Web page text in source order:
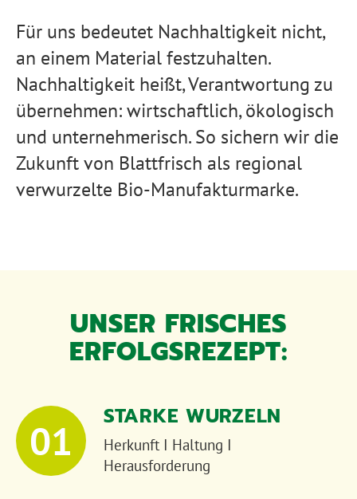
Für uns bedeutet Nachhaltigkeit nicht,
an einem Material festzuhalten.
Nachhaltigkeit heißt, Verantwortung zu
übernehmen: wirtschaftlich, ökologisch
und unternehmerisch. So sichern wir die
Zukunft von Blattfrisch als regional
verwurzelte Bio-Manufakturmarke.
UNSER FRISCHES
ERFOLGSREZEPT:
STARKE WURZELN
Herkunft I Haltung I
Herausforderung